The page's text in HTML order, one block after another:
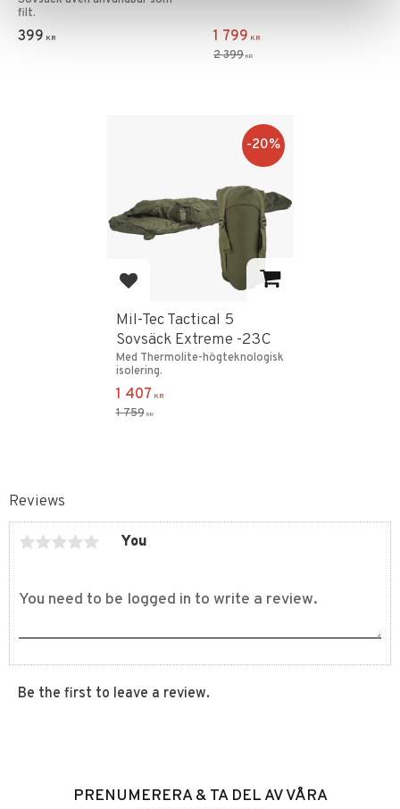
Reviews
You
Be the first to leave a review.
filt.
399 KR 1 799 KR
2 399 KR
Add to favorites
Mil-Tec Tactical 5
Sovsäck Extreme -23C
Med Thermolite-högteknologisk
isolering.
1 407 KR
1 759KR
20%
PRENUMERERA & TA DEL AV VÅRA